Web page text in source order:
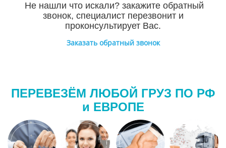
Не нашли что искали? закажите обратный
звонок, специалист перезвонит и
проконсультирует Вас.
Заказать обратный звонок
ПЕРЕВЕЗЁМ ЛЮБОЙ ГРУЗ ПО РФ
и ЕВРОПЕ